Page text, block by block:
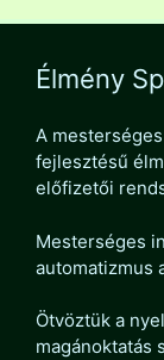
Élmény
A
fejlesztésű
előfizetői
Mesterséges
automatizmus
Ötvöztük a
magánoktatás